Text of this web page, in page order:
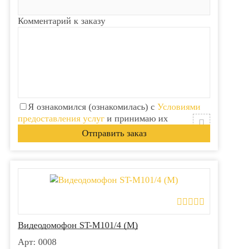
Комментарий к заказу
Я ознакомился (ознакомилась) с Условиями
предоставления услуг и принимаю их
Видеодомофон ST-M101/4 (М)
Арт: 0008